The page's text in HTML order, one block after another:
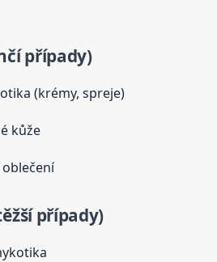
případy)
(krémy, spreje)
kůže
případy)